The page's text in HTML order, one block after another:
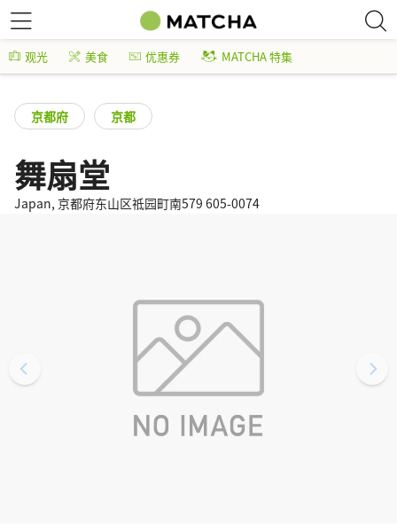
观光 美食 优惠券 MATCHA 特集
京都府 京都
舞扇堂
Japan, 京都府东山区祗园町南579 605-0074